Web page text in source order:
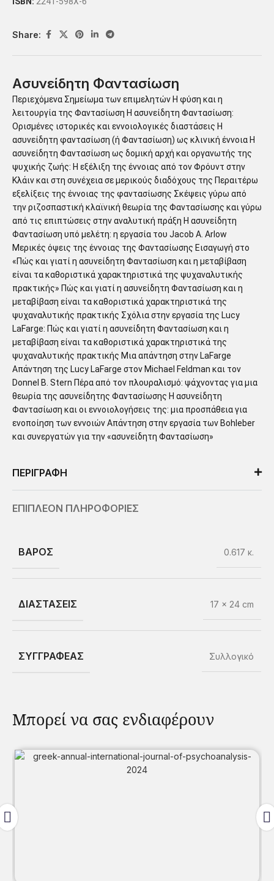
Share:
Aσυνείδητη Φαντασίωση
Περιεχόμενα Σημείωμα των επιμελητών Η φύση και η
λειτουργία της Φαντασίωση Η ασυνείδητη Φαντασίωση:
Ορισμένες ιστορικές και εννοιολογικές διαστάσεις Η
ασυνείδητη φαντασίωση (ή Φαντασίωση) ως κλινική έννοια Η
ασυνείδητη Φαντασίωση ως δομική αρχή και οργανωτής της
ψυχικής ζωής: Η εξέλιξη της έννοιας από τον Φρόυντ στην
Κλάιν και στη συνέχεια σε μερικούς διαδόχους της Περαιτέρω
εξελίξεις της έννοιας της φαντασίωσης Σκέψεις γύρω από
την ριζοσπαστική κλαϊνική θεωρία της Φαντασίωσης και γύρω
από τις επιπτώσεις στην αναλυτική πράξη Η ασυνείδητη
Φαντασίωση υπό μελέτη: η εργασία του Jacob A. Arlow
Μερικές όψεις της έννοιας της Φαντασίωσης Εισαγωγή στο
«Πώς και γιατί η ασυνείδητη Φαντασίωση και η μεταβίβαση
είναι τα καθοριστικά χαρακτηριστικά της ψυχαναλυτικής
πρακτικής» Πώς και γιατί η ασυνείδητη Φαντασίωση και η
μεταβίβαση είναι τα καθοριστικά χαρακτηριστικά της
ψυχαναλυτικής πρακτικής Σχόλια στην εργασία της Lucy
LaFarge: Πώς και γιατί η ασυνείδητη Φαντασίωση και η
μεταβίβαση είναι τα καθοριστικά χαρακτηριστικά της
ψυχαναλυτικής πρακτικής Μια απάντηση στην LaFarge
Απάντηση της Lucy LaFarge στον Michael Feldman και τον
Donnel B. Stern Πέρα από τον πλουραλισμό: ψάχνοντας για μια
θεωρία της ασυνείδητης Φαντασίωσης Η ασυνείδητη
Φαντασίωση και οι εννοιολογήσεις της: μια προσπάθεια για
ενοποίηση των εννοιών Απάντηση στην εργασία των Bohleber
και συνεργατών για την «ασυνείδητη Φαντασίωση»
ΠΕΡΙΓΡΑΦΗ
ΕΠΙΠΛΕΟΝ ΠΛΗΡΟΦΟΡΙΕΣ
ΒΑΡΟΣ 0.617 κ.
ΔΙΑΣΤΑΣΕΙΣ 17 × 24 cm
ΣΥΓΓΡΑΦΕΑΣ Συλλογικό
Μπορεί να σας ενδιαφέρουν